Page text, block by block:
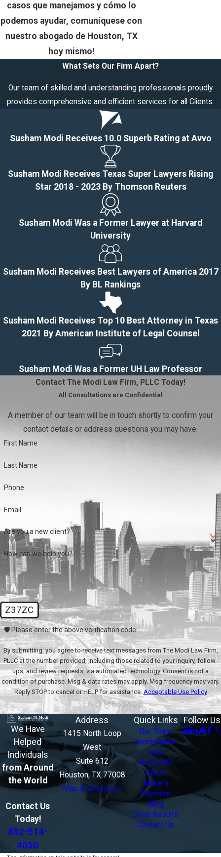
casos que manejamos y cómo lo
podemos ayudar, comuníquese con
nuestro abogado de Houston, TX
hoy mismo!
What Sets Our Firm Apart?
Our team of skilled and understanding professionals proudly
provides comprehensive and efficient services for all Clients.
Susham Modi Receives 10.0 Superb Rating at Avvo
Susham Modi Receives Texas Super Lawyers Rising
Star 2018 - 2023 By Thomson Reuters
Susham Modi Was a Former Lawyer at Harvard
University
Susham Modi Receives Best Lawyers of America 2017
By BL Rankings
Susham Modi Receives Top 10 Best Attorney in Texas
2021 By American Institute of Legal Counsel
Susham Modi Was a Former UH Law Professor
Contact The Modi Law Firm, PLLC Today!
All Consultations are Confidential
A member of our team will be in touch shortly to confirm your
contact details or address questions you may have.
First Name
Last Name
Phone
Email
Are you a new client?
How can we help you?
Z37ZC
🛡️ Please enter the above verification code:
By submitting, you agree to receive text messages from The Modi Law Firm,
PLLC at the number provided, including those related to your inquiry, follow-
ups, and review requests, via automated technology. Consent is not a
condition of purchase. Msg & data rates may apply. Msg frequency may vary.
Reply STOP to cancel or HELP for assistance. Acceptable Use Policy
SEND MESSAGE
We Have
Helped
Individuals
from Around
the World
Contact Us
Today!
832-514-
4030
Address
1415 North Loop
West
Suite 612
Houston, TX 77008
Map & Directions
Quick Links
Our Team
Immigration
Law
Areas We
Serve
Make a
Payment
Blog
Case Results
Contact Us
Follow Us